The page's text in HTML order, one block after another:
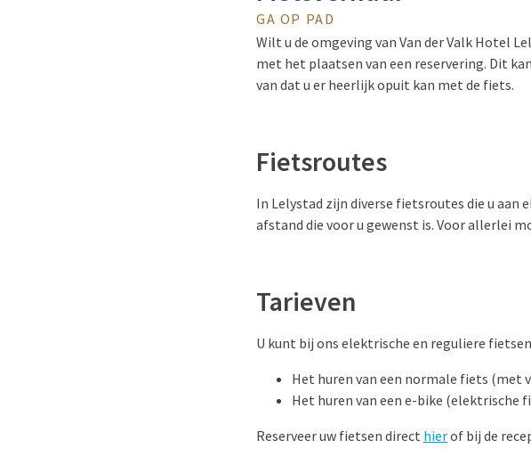
GA OP PAD
Wilt u de omgeving van Van der Valk Hotel
met het plaatsen van een reservering. Dit
van dat u er heerlijk opuit kan met de fiets.
Fietsroutes
In Lelystad zijn diverse fietsroutes die u aan
afstand die voor u gewenst is. Voor allerlei
Tarieven
U kunt bij ons elektrische en reguliere
Het huren van een normale fiets (met
Het huren van een e-bike (elektrische
Reserveer uw fietsen direct hierof bij de